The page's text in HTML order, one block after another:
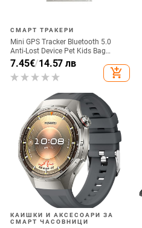
СМАРТ ТРАКЕРИ
Mini GPS Tracker Bluetooth 5.0
Anti-Lost Device Pet Kids Bag
Wallet Tracking for IOS/ Android
Smart Finder Locator Аксесоари
7.45€/14.57 лв
add_shopping_cart
КАИШКИ И АКСЕСОАРИ ЗА
СМАРТ ЧАСОВНИЦИ